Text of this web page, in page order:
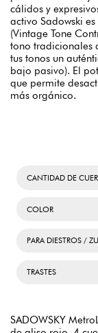
cálidos y
activo Sadowski
(Vintage Tone
tono tradicionales
tus tonos un
bajo pasivo). El
que permite
más orgánico.
CANTIDAD DE
COLOR
PARA DIESTROS /
TRASTES
SADOWSKY